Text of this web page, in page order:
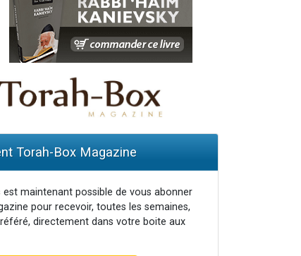
le temps
Torah-Box Magazine
est maintenant possible de vous abonner
pour recevoir, toutes les semaines,
directement dans votre boite aux